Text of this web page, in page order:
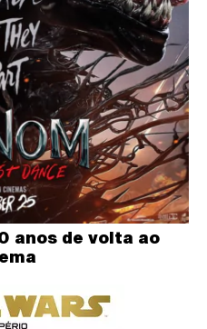
anos de volta ao